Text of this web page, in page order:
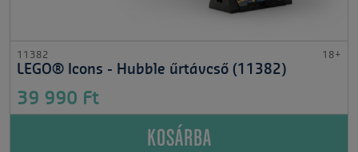
11382 18+
LEGO® Icons - Hubble űrtávcső (11382)
39 990 Ft
KOSÁRBA